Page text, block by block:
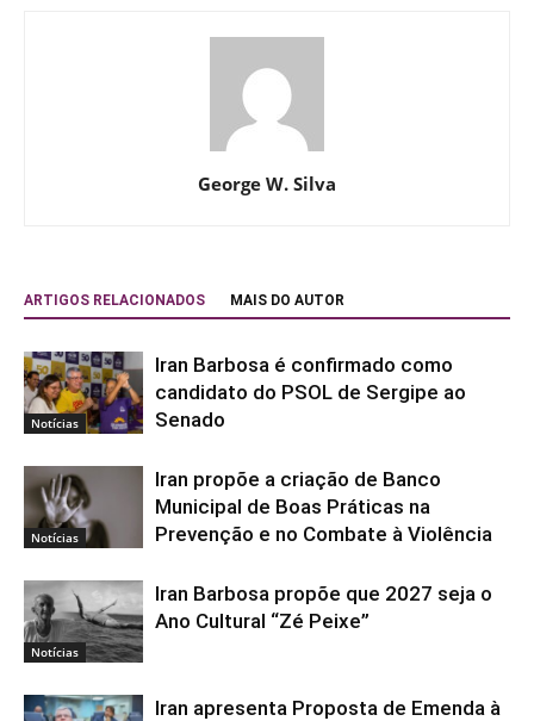
George W. Silva
ARTIGOS RELACIONADOS MAIS DO AUTOR
Notícias
Iran Barbosa é confirmado como
candidato do PSOL de Sergipe ao
Senado
Notícias
Iran propõe a criação de Banco
Municipal de Boas Práticas na
Prevenção e no Combate à Violência
Notícias
Iran Barbosa propõe que 2027 seja o
Ano Cultural “Zé Peixe”
Iran apresenta Proposta de Emenda à